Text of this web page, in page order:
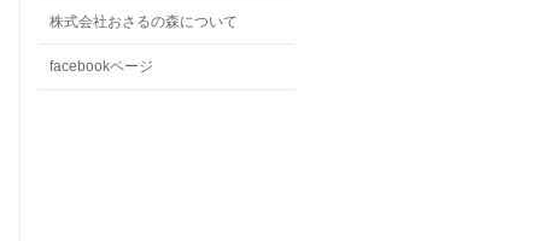
株式会社おさるの森について
facebookページ